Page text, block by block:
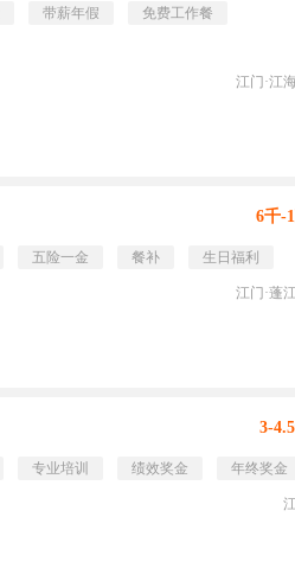
带薪年假
免费工作餐
江门·江
6千-
五险一金 餐补 生日福利
江门·蓬
3-
专业培训 绩效奖金 年终奖金